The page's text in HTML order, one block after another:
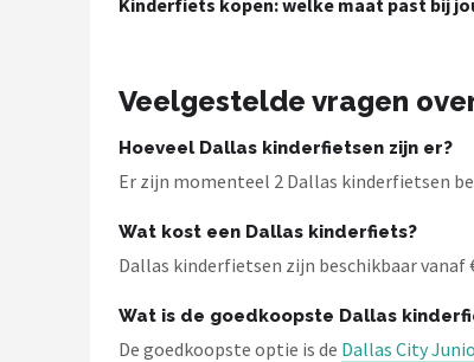
BBB Cycling
Shimano
Alle merken →
Kinderfiets kopen: welke maat past bij
Veelgestelde vragen
Hoeveel Dallas kinderfietsen zijn er?
Er zijn momenteel 2 Dallas kinderfietsen
Wat kost een Dallas kinderfiets?
Dallas kinderfietsen zijn beschikbaar vanaf
Wat is de goedkoopste Dallas
De goedkoopste optie is de Dallas City